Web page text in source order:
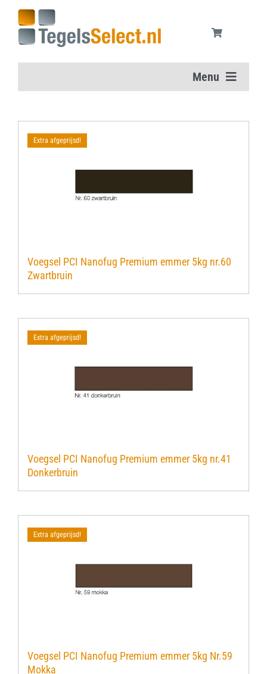
inhoud
Menu
Vloertegels
Onderhoudsmiddelen
Verwerkingsmaterialen
Over ons
Extra afgeprijsd!
Voegsel PCI Nanofug Premium emmer 5kg nr.60
Zwartbruin
Extra afgeprijsd!
Voegsel PCI Nanofug Premium emmer 5kg nr.41
Donkerbruin
Extra afgeprijsd!
Voegsel PCI Nanofug Premium emmer 5kg Nr.59
Mokka